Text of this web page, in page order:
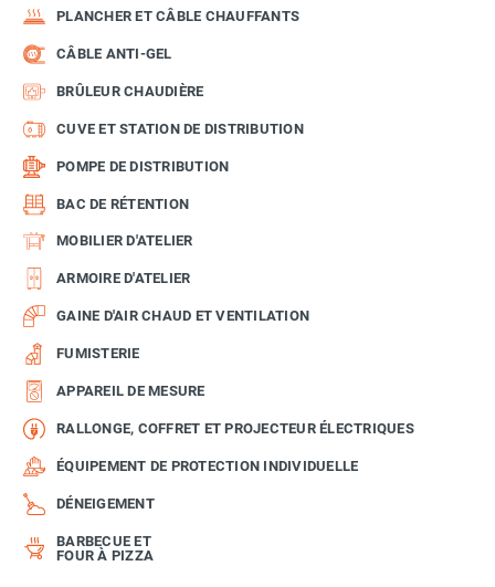
PLANCHER ET CÂBLE CHAUFFANTS
CÂBLE ANTI-GEL
BRÛLEUR CHAUDIÈRE
CUVE ET STATION DE DISTRIBUTION
POMPE DE DISTRIBUTION
BAC DE RÉTENTION
MOBILIER D'ATELIER
ARMOIRE D'ATELIER
GAINE D'AIR CHAUD ET VENTILATION
FUMISTERIE
APPAREIL DE MESURE
RALLONGE, COFFRET ET PROJECTEUR ÉLECTRIQUES
ÉQUIPEMENT DE PROTECTION INDIVIDUELLE
DÉNEIGEMENT
BARBECUE ET
FOUR À PIZZA